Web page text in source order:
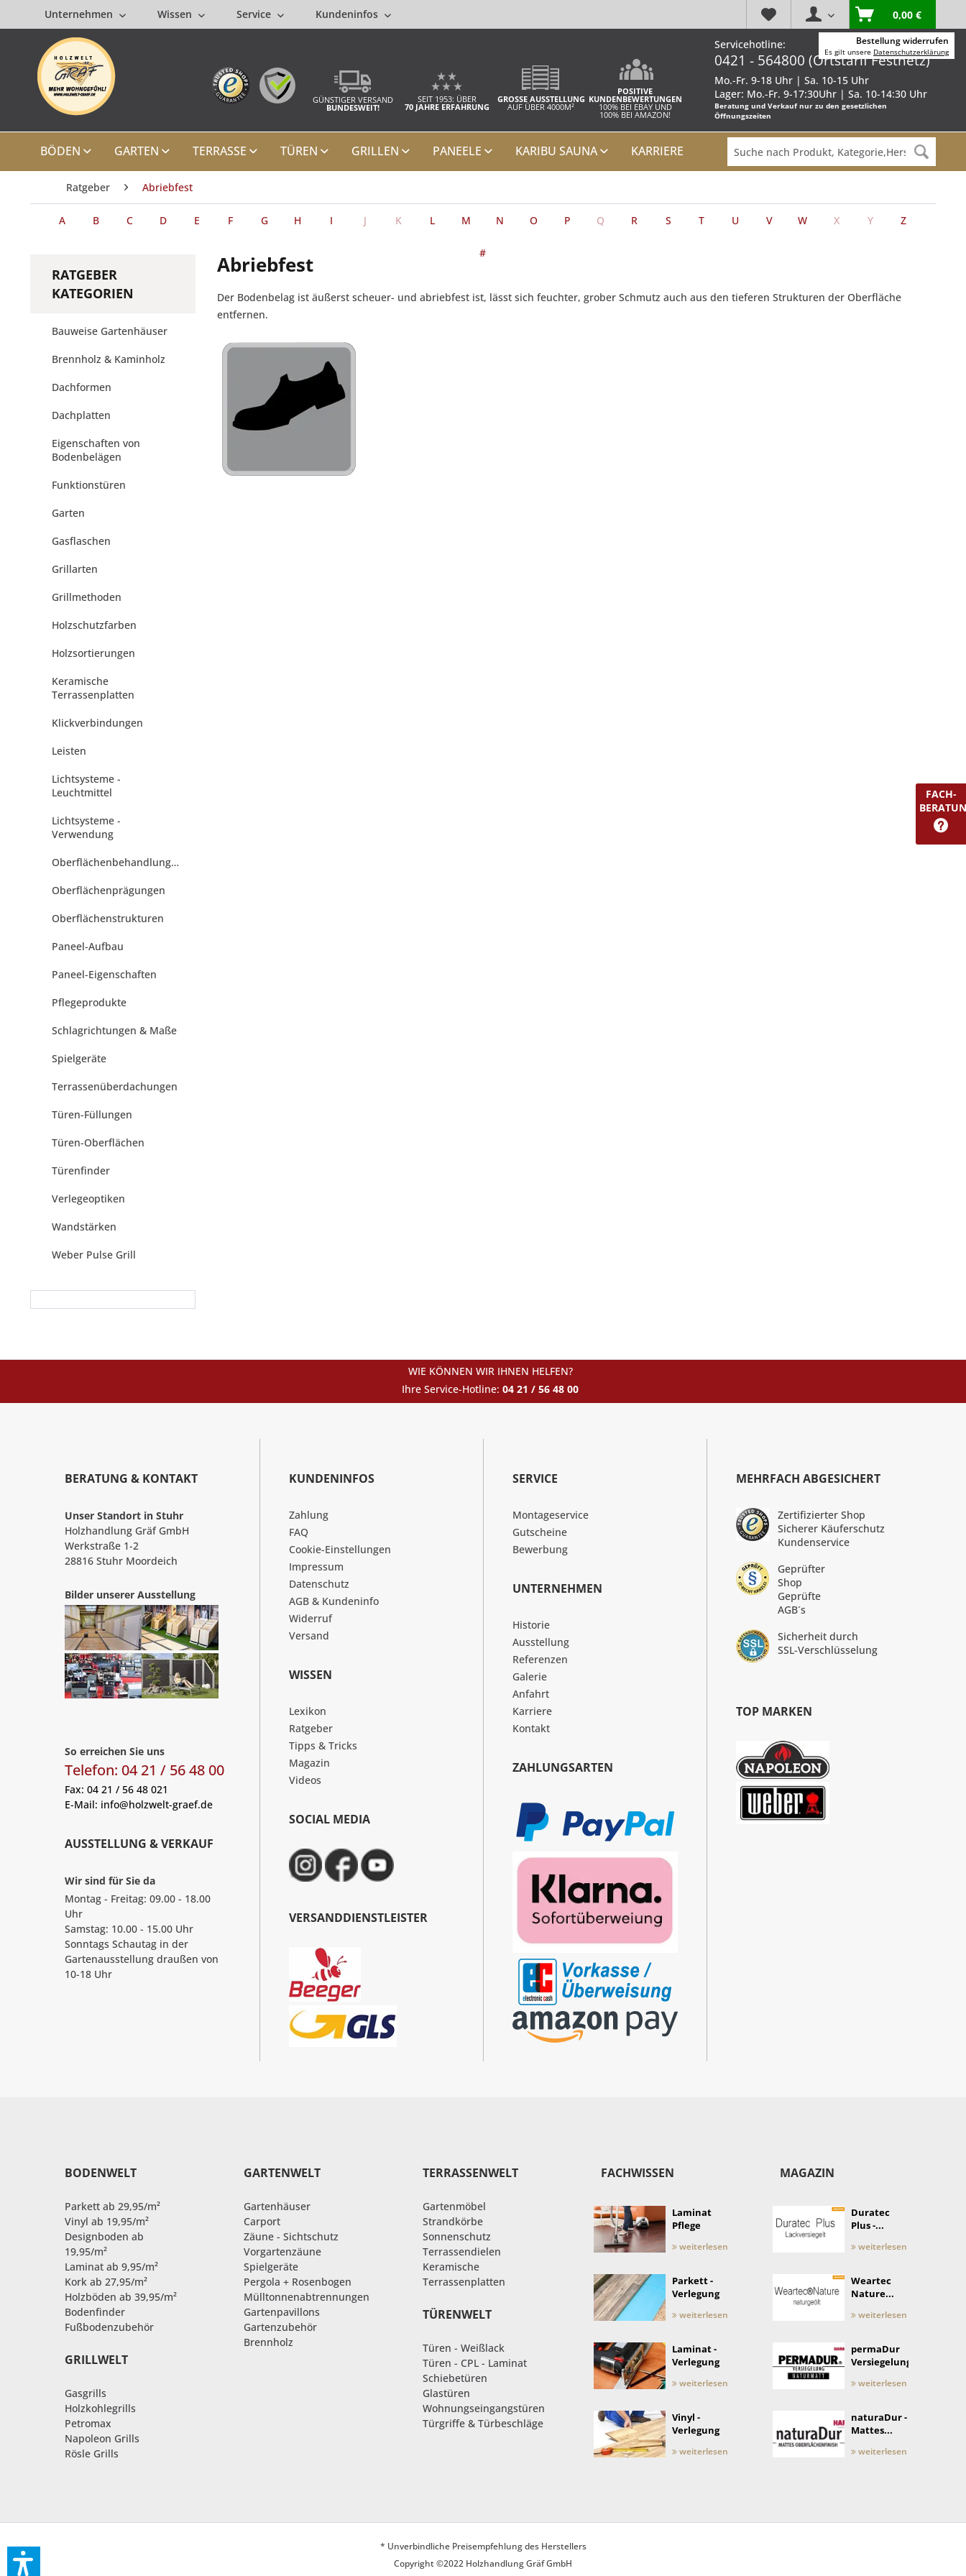
Unternehmen Wissen Service Kundeninfos 0,00 €
GÜNSTIGER VERSAND
BUNDESWEIT!
SEIT 1953: ÜBER
70 JAHRE ERFAHRUNG
GROSSE AUSSTELLUNG
AUF ÜBER 4000M²
POSITIVE
KUNDENBEWERTUNGEN
100% BEI EBAY UND
100% BEI AMAZON!
Servicehotline:
0421 - 564800 (Ortstarif Festnetz)
Mo.-Fr. 9-18 Uhr | Sa. 10-15 Uhr
Lager: Mo.-Fr. 9-17:30Uhr | Sa. 10-14:30 Uhr
Beratung und Verkauf nur zu den gesetzlichen
Öffnungszeiten
BÖDEN GARTEN TERRASSE TÜREN GRILLEN PANEELE KARIBU SAUNA KARRIERE
Ratgeber Abriebfest
A B C D E F G H I J K L M N O P Q R S T U V W X Y Z
#
RATGEBER
KATEGORIEN
Bauweise Gartenhäuser
Brennholz & Kaminholz
Dachformen
Dachplatten
Eigenschaften von
Bodenbelägen
Funktionstüren
Garten
Gasflaschen
Grillarten
Grillmethoden
Holzschutzfarben
Holzsortierungen
Keramische
Terrassenplatten
Klickverbindungen
Leisten
Lichtsysteme -
Leuchtmittel
Lichtsysteme -
Verwendung
Oberflächenbehandlungen
Oberflächenprägungen
Oberflächenstrukturen
Paneel-Aufbau
Paneel-Eigenschaften
Pflegeprodukte
Schlagrichtungen & Maße
Spielgeräte
Terrassenüberdachungen
Türen-Füllungen
Türen-Oberflächen
Türenfinder
Verlegeoptiken
Wandstärken
Weber Pulse Grill
Abriebfest
Der Bodenbelag ist äußerst scheuer- und abriebfest ist, lässt sich feuchter, grober Schmutz auch aus den tieferen Strukturen der Oberfläche
entfernen.
FACH-
WIE KÖNNEN WIR IHNEN HELFEN?
Ihre Service-Hotline: 04 21 / 56 48 00
BERATUNG & KONTAKT
Unser Standort in Stuhr
Holzhandlung Gräf GmbH
Werkstraße 1-2
28816 Stuhr Moordeich
Bilder unserer Ausstellung
So erreichen Sie uns
Telefon: 04 21 / 56 48 00
Fax: 04 21 / 56 48 021
E-Mail: info@holzwelt-graef.de
AUSSTELLUNG & VERKAUF
Wir sind für Sie da
Montag - Freitag: 09.00 - 18.00
Uhr
Samstag: 10.00 - 15.00 Uhr
Sonntags Schautag in der
Gartenausstellung draußen von
10-18 Uhr
KUNDENINFOS
Zahlung
FAQ
Cookie-Einstellungen
Impressum
Datenschutz
AGB & Kundeninfo
Widerruf
Versand
WISSEN
Lexikon
Ratgeber
Tipps & Tricks
Magazin
Videos
SOCIAL MEDIA
VERSANDDIENSTLEISTER
SERVICE
Montageservice
Gutscheine
Bewerbung
UNTERNEHMEN
Historie
Ausstellung
Referenzen
Galerie
Anfahrt
Karriere
Kontakt
ZAHLUNGSARTEN
MEHRFACH ABGESICHERT
Zertifizierter Shop
Sicherer Käuferschutz
Kundenservice
Geprüfter
Shop
Geprüfte
AGB´s
Sicherheit durch
SSL-Verschlüsselung
TOP MARKEN
BODENWELT
Parkett ab 29,95/m²
Vinyl ab 19,95/m²
Designboden ab
19,95/m²
Laminat ab 9,95/m²
Kork ab 27,95/m²
Holzböden ab 39,95/m²
Bodenfinder
Fußbodenzubehör
GRILLWELT
Gasgrills
Holzkohlegrills
Petromax
Napoleon Grills
Rösle Grills
GARTENWELT
Gartenhäuser
Carport
Zäune - Sichtschutz
Vorgartenzäune
Spielgeräte
Pergola + Rosenbogen
Mülltonnenabtrennungen
Gartenpavillons
Gartenzubehör
Brennholz
TERRASSENWELT
Gartenmöbel
Strandkörbe
Sonnenschutz
Terrassendielen
Keramische
Terrassenplatten
TÜRENWELT
Türen - Weißlack
Türen - CPL - Laminat
Schiebetüren
Glastüren
Wohnungseingangstüren
Türgriffe & Türbeschläge
FACHWISSEN
Laminat
Pflege
weiterlesen
Parkett -
Verlegung
weiterlesen
Laminat -
Verlegung
weiterlesen
Vinyl -
Verlegung
weiterlesen
MAGAZIN
Duratec
Plus -...
weiterlesen
Weartec
Nature...
weiterlesen
permaDur
Versiegelung
weiterlesen
naturaDur -
Mattes...
weiterlesen
* Unverbindliche Preisempfehlung des Herstellers
Copyright ©2022 Holzhandlung Gräf GmbH
Bestellung widerrufen
Es gilt unsere Datenschutzerklärung